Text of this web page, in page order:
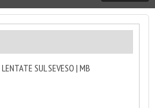
SUL SEVESO | MB